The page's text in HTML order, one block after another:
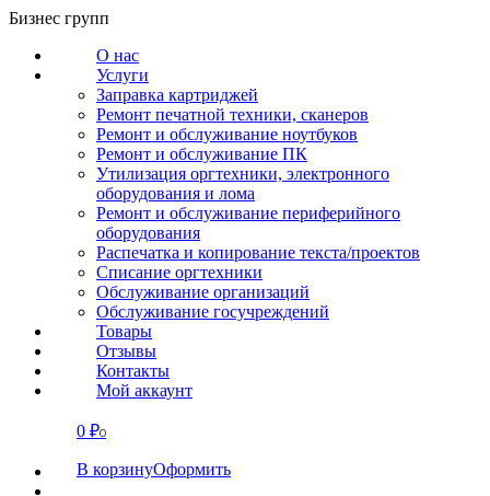
Перейти
содержанию
Бизнес групп
О нас
Услуги
Заправка картриджей
Ремонт печатной техники, сканеров
Ремонт и обслуживание ноутбуков
Ремонт и обслуживание ПК
Утилизация оргтехники, электронного
оборудования и лома
Ремонт и обслуживание периферийного
оборудования
Распечатка и копирование текста/проектов
Списание оргтехники
Обслуживание организаций
Обслуживание госучреждений
Товары
Отзывы
Контакты
Мой аккаунт
0 ₽0
В корзинуОформить
СВЯЗАТЬСЯ
О нас